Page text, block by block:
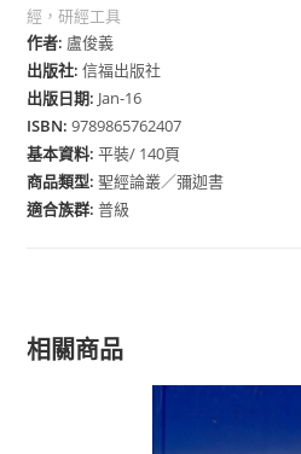
經，研經工具
作者: 盧俊義
出版社:信福出版社
出版日期: Jan-16
ISBN:9789865762407
基本資料:平裝/ 140頁
商品類型:聖經論叢／彌迦書
適合族群:普級
相關商品